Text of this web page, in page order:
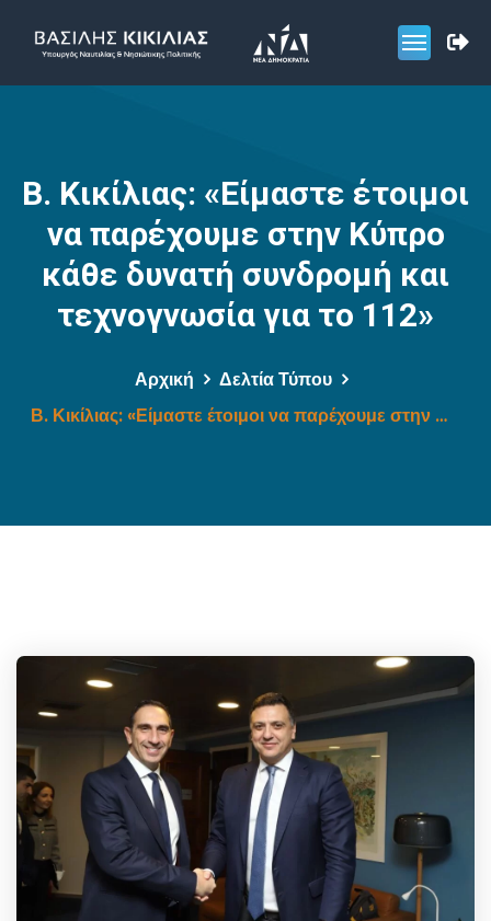
Β. Κικίλιας: «Είμαστε έτοιμοι
να παρέχουμε στην Κύπρο
κάθε δυνατή συνδρομή και
τεχνογνωσία για το 112»
Αρχική
Δελτία Τύπου
Β. Κικίλιας: «Είμαστε έτοιμοι να παρέχουμε στην Κύπρο κάθε δυνατή συνδρομή και τεχνογνωσία για το 112»